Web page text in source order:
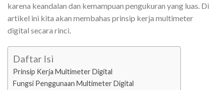
karena keandalan dan kemampuan pengukuran yang luas. Di
artikel ini kita akan membahas prinsip kerja multimeter
digital secara rinci.
Daftar Isi
Prinsip Kerja Multimeter Digital
Fungsi Penggunaan Multimeter Digital